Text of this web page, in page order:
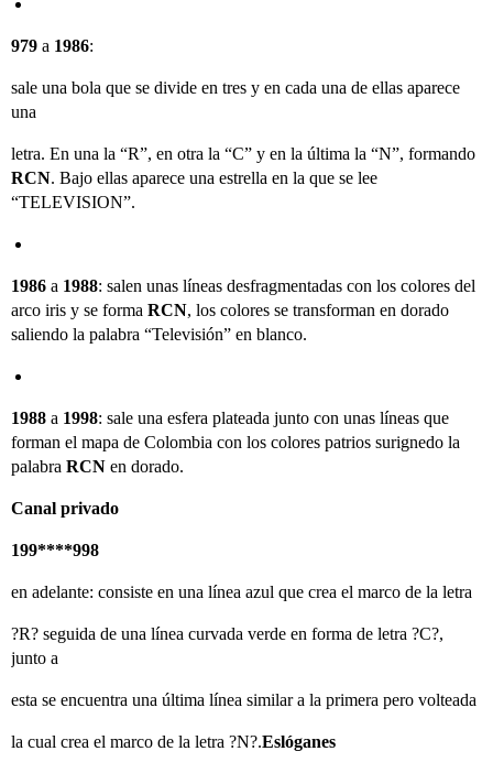
979 a 1986:
sale una bola que se divide en tres y en cada una de ellas aparece
una
letra. En una la “R”, en otra la “C” y en la última la “N”, formando
RCN. Bajo ellas aparece una estrella en la que se lee
“TELEVISION”.
1986 a 1988: salen unas líneas desfragmentadas con los colores del
arco iris y se forma RCN, los colores se transforman en dorado
saliendo la palabra “Televisión” en blanco.
1988 a 1998: sale una esfera plateada junto con unas líneas que
forman el mapa de Colombia con los colores patrios surignedo la
palabra RCN en dorado.
Canal privado
199****998
en adelante: consiste en una línea azul que crea el marco de la letra
?R? seguida de una línea curvada verde en forma de letra ?C?,
junto a
esta se encuentra una última línea similar a la primera pero volteada
la cual crea el marco de la letra ?N?.Eslóganes